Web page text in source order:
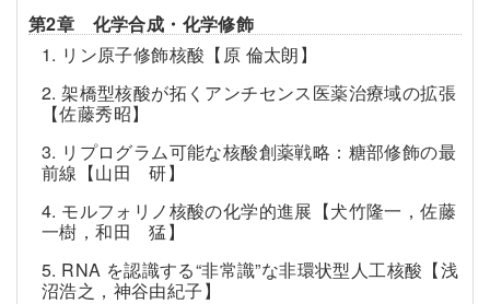
第2章 化学合成・化学修飾
1. リン原子修飾核酸【原 倫太朗】
2. 架橋型核酸が拓くアンチセンス医薬治療域の拡張
【佐藤秀昭】
3. リプログラム可能な核酸創薬戦略：糖部修飾の最
前線【山田 研】
4. モルフォリノ核酸の化学的進展【犬竹隆一，佐藤
一樹，和田 猛】
5. RNA を認識する“非常識”な非環状型人工核酸【浅
沼浩之，神谷由紀子】